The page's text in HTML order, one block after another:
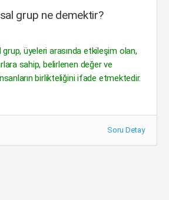
grup ne demektir?
üyeleri arasında etkileşim olan,
sahip, belirlenen değer ve
birlikteliğini ifade etmektedir.
Soru Detay